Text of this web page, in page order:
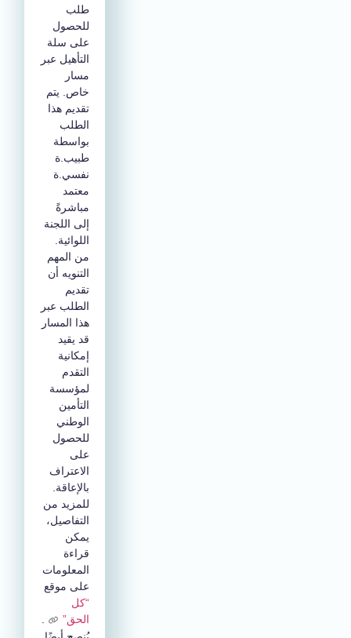
طلب
للحصول
على سلة
التأهيل عبر
مسار
خاص. يتم
تقديم هذا
الطلب
بواسطة
طبيب.ة
نفسي.ة
معتمد
مباشرةً
إلى اللجنة
اللوائية.
من المهم
التنويه أن
تقديم
الطلب عبر
هذا المسار
قد يقيد
إمكانية
التقدم
لمؤسسة
التأمين
الوطني
للحصول
على
الاعتراف
بالإعاقة.
للمزيد من
التفاصيل،
يمكن
قراءة
المعلومات
على موقع
“كل
الحق”